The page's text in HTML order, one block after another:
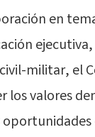
en
militar, el
los valores